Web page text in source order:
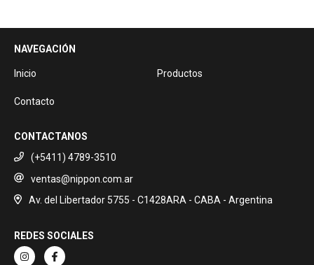
NAVEGACIÓN
Inicio Productos
Contacto
CONTACTANOS
(+5411) 4789-3510
ventas@nippon.com.ar
Av. del Libertador 5755 - C1428ARA - CABA - Argentina
REDES SOCIALES